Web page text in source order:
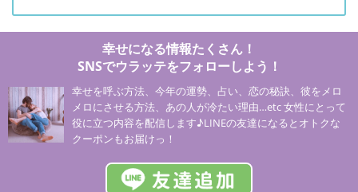
幸せになる情報たくさん！
SNSでウラッテをフォローしよう！
幸せを呼ぶ方法、今年の運勢、占い、恋の秘訣、彼をメロ
メロにさせる方法、あの人が冷たい理由…etc 女性にとって
役に立つ内容を配信します♪LINEの友達になるとオトクな
クーポンもお届けっ！